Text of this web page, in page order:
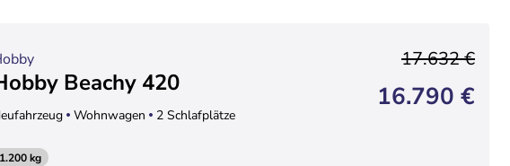
Beachy 420
Wohnwagen 2 Schlafplätze
16.790 €
17.632 €
1.200 kg